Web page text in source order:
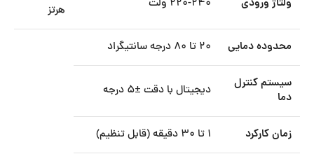
ولتاژ ورودی ۲۲۰-۲۴۰ ولت
هرتز
محدوده دمایی ۲۰ تا ۸۰ درجه سانتیگراد
سیستم کنترل
دما
دیجیتال با دقت ±۵ درجه
زمان کارکرد ۱ تا ۳۰ دقیقه (قابل تنظیم)